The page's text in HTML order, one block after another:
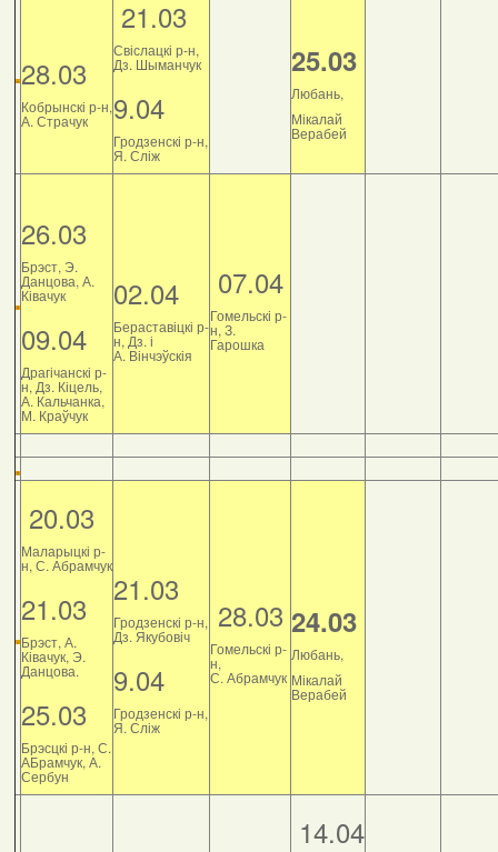
28.03
Кобрынскі р-н,
А. Страчук
21.03
Свіслацкі р-н,
Дз. Шыманчук
9.04
Гродзенскі р-н,
Я. Сліж
25.03
Любань,
Мікалай
Верабей
26.03
Брэст, Э.
Данцова, А.
Ківачук
09.04
Драгічанскі р-
н, Дз. Кіцель,
А. Кальчанка,
М. Краўчук
02.04
Бераставіцкі р-
н, Дз. і
А. Вінчэўскія
07.04
Гомельскі р-
н, З.
Гарошка
20.03
Маларыцкі р-
н, С. Абрамчук
21.03
Брэст, А.
Ківачук, Э.
Данцова.
25.03
Брэсцкі р-н, С.
АБрамчук, А.
Сербун
21.03
Гродзенскі р-н,
Дз. Якубовіч
9.04
Гродзенскі р-н,
Я. Сліж
28.03
Гомельскі р-
н,
С. Абрамчук
24.03
Любань,
Мікалай
Верабей
14.04